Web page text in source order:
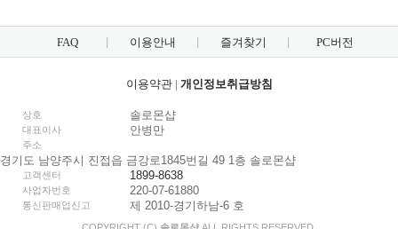
FAQ 이용안내 즐겨찾기 PC버전
이용약관| 개인정보취급방침
상호 솔로몬샵
대표이사 안병만
주소
경기도 남양주시 진접읍 금강로1845번길 49 1층 솔로몬샵
고객센터 1899-8638
사업자번호 220-07-61880
통신판매업신고 제 2010-경기하남-6 호